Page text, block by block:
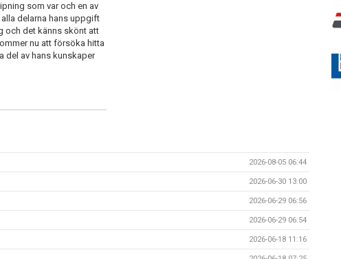
som var och en av
delarna hans uppgift
och det känns skönt att
nu att försöka hitta
del av hans kunskaper
2026-08-05 06:44
2026-06-30 13:00
2026-06-29 06:56
2026-06-29 06:54
2026-06-18 11:16